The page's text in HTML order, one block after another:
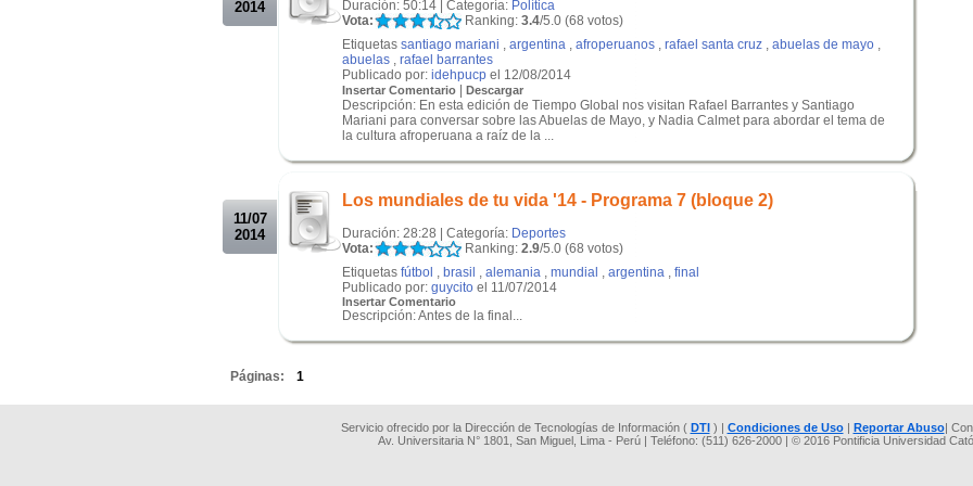
2014
Duración: 50:14 | Categoría: Política
Vota:
Ranking: 3.4/5.0 (68 votos)
Etiquetas santiago mariani , argentina , afroperuanos , rafael santa cruz , abuelas de mayo ,
abuelas , rafael barrantes
Publicado por: idehpucp el 12/08/2014
Insertar Comentario | Descargar
Descripción: En esta edición de Tiempo Global nos visitan Rafael Barrantes y Santiago
Mariani para conversar sobre las Abuelas de Mayo, y Nadia Calmet para abordar el tema de
la cultura afroperuana a raíz de la ...
11/07
2014
Los mundiales de tu vida '14 - Programa 7 (bloque 2)
Duración: 28:28 | Categoría: Deportes
Vota:
Ranking: 2.9/5.0 (68 votos)
Etiquetas fútbol , brasil , alemania , mundial , argentina , final
Publicado por: guycito el 11/07/2014
Insertar Comentario
Descripción: Antes de la final...
Páginas: 1
Servicio ofrecido por la Dirección de Tecnologías de Información ( DTI) | Condiciones de Uso| Reportar Abuso|
Av. Universitaria N° 1801, San Miguel, Lima - Perú | Teléfono: (511) 626-2000 | © 2016 Pontificia Universidad